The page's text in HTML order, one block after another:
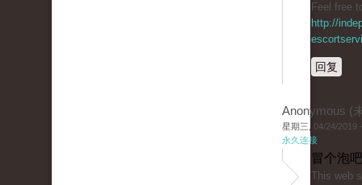
Feel free
http://
回复
Anonymous (
星期三, 04/24/2019
永久连接
冒个泡
Tһis web